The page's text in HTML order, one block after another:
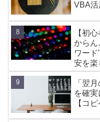
VBA活
【初
から
ワー
安を楽
「翌
を確
【コ